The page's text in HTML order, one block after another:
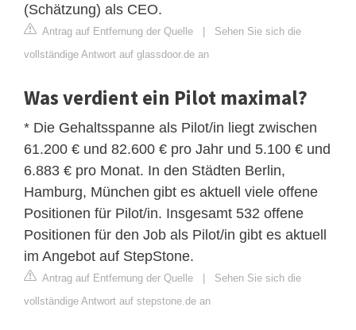
(Schätzung) als CEO.
Antrag auf Entfernung der Quelle | Sehen Sie sich die
vollständige Antwort auf glassdoor.de an
Was verdient ein Pilot maximal?
* Die Gehaltsspanne als Pilot/in liegt zwischen
61.200 € und 82.600 € pro Jahr und 5.100 € und
6.883 € pro Monat. In den Städten Berlin,
Hamburg, München gibt es aktuell viele offene
Positionen für Pilot/in. Insgesamt 532 offene
Positionen für den Job als Pilot/in gibt es aktuell
im Angebot auf StepStone.
Antrag auf Entfernung der Quelle | Sehen Sie sich die
vollständige Antwort auf stepstone.de an